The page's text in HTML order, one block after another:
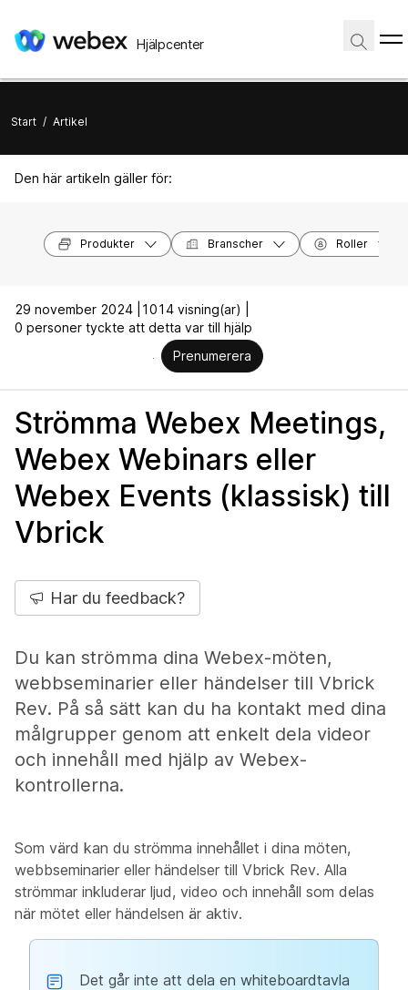
Hjälpcenter
Start / Artikel
Den här artikeln gäller för:
Produkter Branscher Roller
29 november 2024 |
1014 visning(ar) |
0 personer tyckte att detta var till hjälp
Prenumerera
Strömma Webex Meetings,
Webex Webinars eller
Webex Events (klassisk) till
Vbrick
Har du feedback?
Du kan strömma dina Webex-möten,
webbseminarier eller händelser till Vbrick
Rev. På så sätt kan du ha kontakt med dina
målgrupper genom att enkelt dela videor
och innehåll med hjälp av Webex-
kontrollerna.
Som värd kan du strömma innehållet i dina möten,
webbseminarier eller händelser till Vbrick Rev. Alla
strömmar inkluderar ljud, video och innehåll som delas
när mötet eller händelsen är aktiv.
Det går inte att dela en whiteboardtavla